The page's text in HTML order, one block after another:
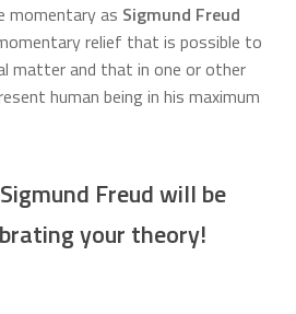
momentary as Sigmund Freud
relief that is possible to
matter and that in one or other
human being in his maximum
Freud will be
your theory!